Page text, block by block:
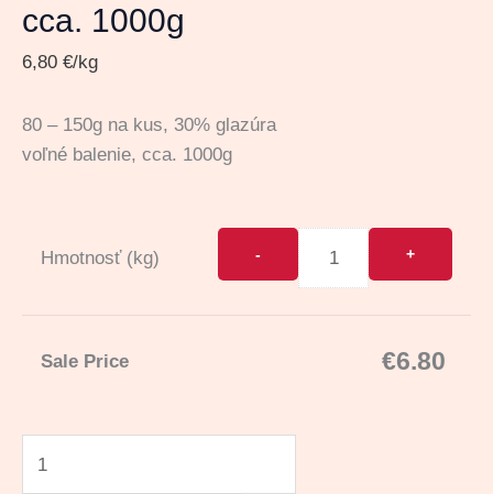
cca. 1000g
6,80 €/kg
80 – 150g na kus, 30% glazúra
voľné balenie, cca. 1000g
Hmotnosť (kg)
Sale Price €6.80